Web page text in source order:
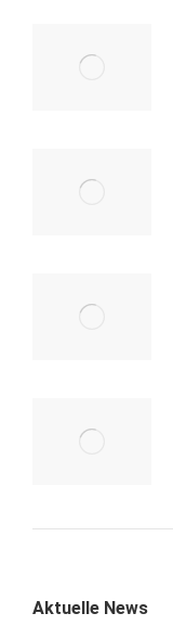
Aktuelle News